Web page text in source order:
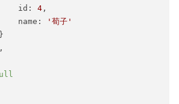
id : 4 ,
name :
'荀子'